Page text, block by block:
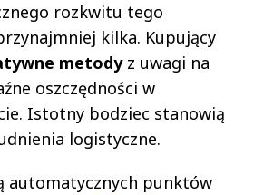
rozkwitu tego
kilka. Kupujący
metodyz uwagi na
oszczędności w
Istotny bodziec stanowią
logistyczne.
automatycznych punktów